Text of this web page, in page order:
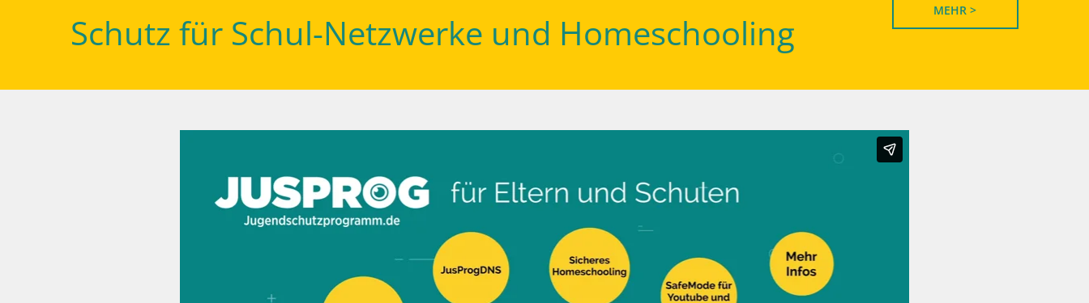
Schutz für Schul-Netzwerke und Homeschooling
MEHR >